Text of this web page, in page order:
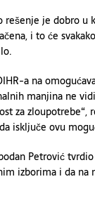
rešenje je dobro
i to će
a na
manjina ne
za
isključe ovu
Petrović
izborima i da